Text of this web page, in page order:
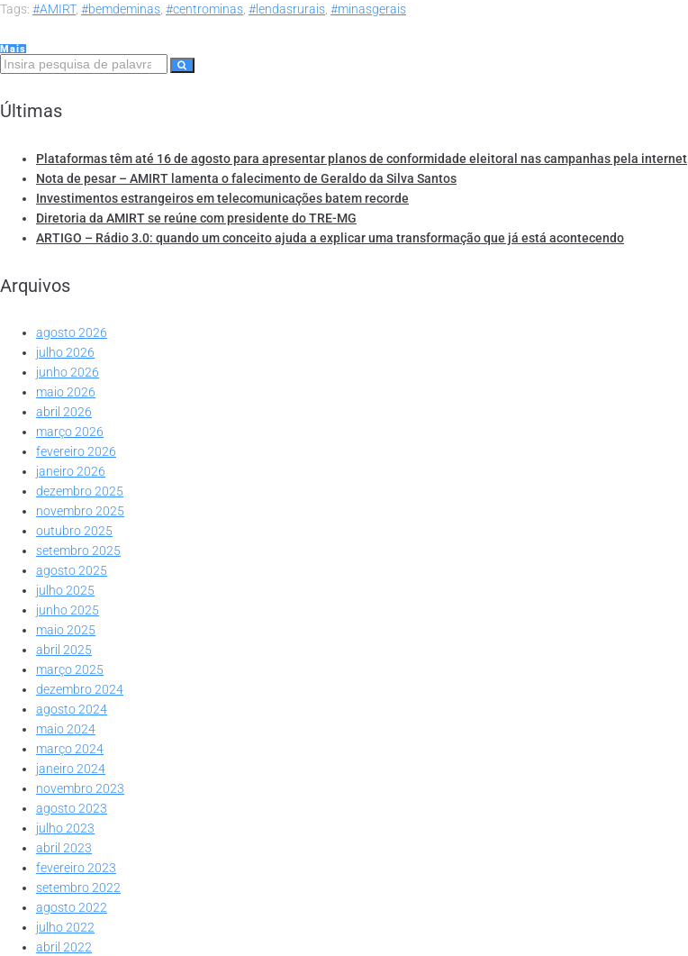
Tags: #AMIRT, #bemdeminas #centrominas #lendasrurais #minasgerais
Mais
Últimas
Plataformas têm até 16 de agosto para apresentar planos de conformidade eleitoral nas campanhas pela internet
Nota de pesar – AMIRT lamenta o falecimento de Geraldo da Silva Santos
Investimentos estrangeiros em telecomunicações batem recorde
Diretoria da AMIRT se reúne com presidente do TRE-MG
ARTIGO – Rádio 3.0: quando um conceito ajuda a explicar uma transformação que já está acontecendo
Arquivos
agosto 2026
julho 2026
junho 2026
maio 2026
abril 2026
março 2026
fevereiro 2026
janeiro 2026
dezembro 2025
novembro 2025
outubro 2025
setembro 2025
agosto 2025
julho 2025
junho 2025
maio 2025
abril 2025
março 2025
dezembro 2024
agosto 2024
maio 2024
março 2024
janeiro 2024
novembro 2023
agosto 2023
julho 2023
abril 2023
fevereiro 2023
setembro 2022
agosto 2022
julho 2022
abril 2022